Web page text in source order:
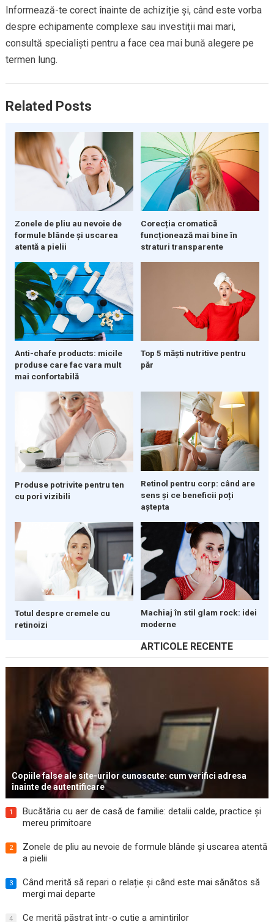
Informează-te corect înainte de achiziție și, când este vorba
despre echipamente complexe sau investiții mai mari,
consultă specialiști pentru a face cea mai bună alegere pe
termen lung.
Related Posts
Zonele de pliu au nevoie de
formule blânde și uscarea
atentă a pielii
Corecția cromatică
funcționează mai bine în
straturi transparente
Anti-chafe products: micile
produse care fac vara mult
mai confortabilă
Top 5 măști nutritive pentru
păr
Produse potrivite pentru ten
cu pori vizibili
Retinol pentru corp: când are
sens și ce beneficii poți
aștepta
Totul despre cremele cu
retinoizi
Machiaj în stil glam rock: idei
moderne
ARTICOLE RECENTE
Copiile false ale site-urilor cunoscute: cum verifici adresa
înainte de autentificare
1
Bucătăria cu aer de casă de familie: detalii calde, practice și
mereu primitoare
2
Zonele de pliu au nevoie de formule blânde și uscarea atentă
a pielii
3
Când merită să repari o relație și când este mai sănătos să
mergi mai departe
4 Ce merită păstrat într-o cutie a amintirilor